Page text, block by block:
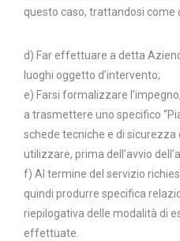
questo caso, trattandosi come
d) Far effettuare a detta
luoghi oggetto d’intervento;
e) Farsi formalizzare
a trasmettere uno specifico
schede tecniche e di
utilizzare, prima dell’avvio
f) Al termine del servizio
quindi produrre specifica
riepilogativa delle modalità di
effettuate.